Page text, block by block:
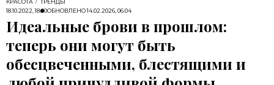
КРАСОТА
ТРЕНДЫ
18.10.2022, 18:00ОБНОВЛЕНО14.02.2026, 06:04
Идеальные брови в прошлом:
теперь они могут быть
обесцвеченными, блестящими и